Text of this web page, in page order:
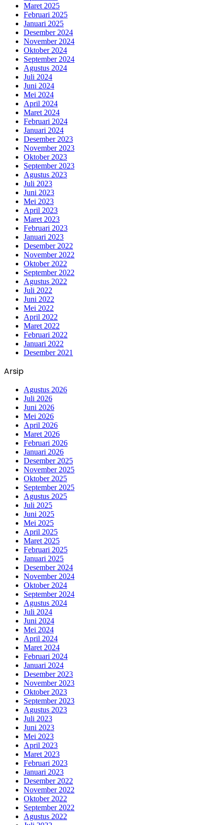
Maret 2025
Februari 2025
Januari 2025
Desember 2024
November 2024
Oktober 2024
September 2024
Agustus 2024
Juli 2024
Juni 2024
Mei 2024
April 2024
Maret 2024
Februari 2024
Januari 2024
Desember 2023
November 2023
Oktober 2023
September 2023
Agustus 2023
Juli 2023
Juni 2023
Mei 2023
April 2023
Maret 2023
Februari 2023
Januari 2023
Desember 2022
November 2022
Oktober 2022
September 2022
Agustus 2022
Juli 2022
Juni 2022
Mei 2022
April 2022
Maret 2022
Februari 2022
Januari 2022
Desember 2021
Arsip
Agustus 2026
Juli 2026
Juni 2026
Mei 2026
April 2026
Maret 2026
Februari 2026
Januari 2026
Desember 2025
November 2025
Oktober 2025
September 2025
Agustus 2025
Juli 2025
Juni 2025
Mei 2025
April 2025
Maret 2025
Februari 2025
Januari 2025
Desember 2024
November 2024
Oktober 2024
September 2024
Agustus 2024
Juli 2024
Juni 2024
Mei 2024
April 2024
Maret 2024
Februari 2024
Januari 2024
Desember 2023
November 2023
Oktober 2023
September 2023
Agustus 2023
Juli 2023
Juni 2023
Mei 2023
April 2023
Maret 2023
Februari 2023
Januari 2023
Desember 2022
November 2022
Oktober 2022
September 2022
Agustus 2022